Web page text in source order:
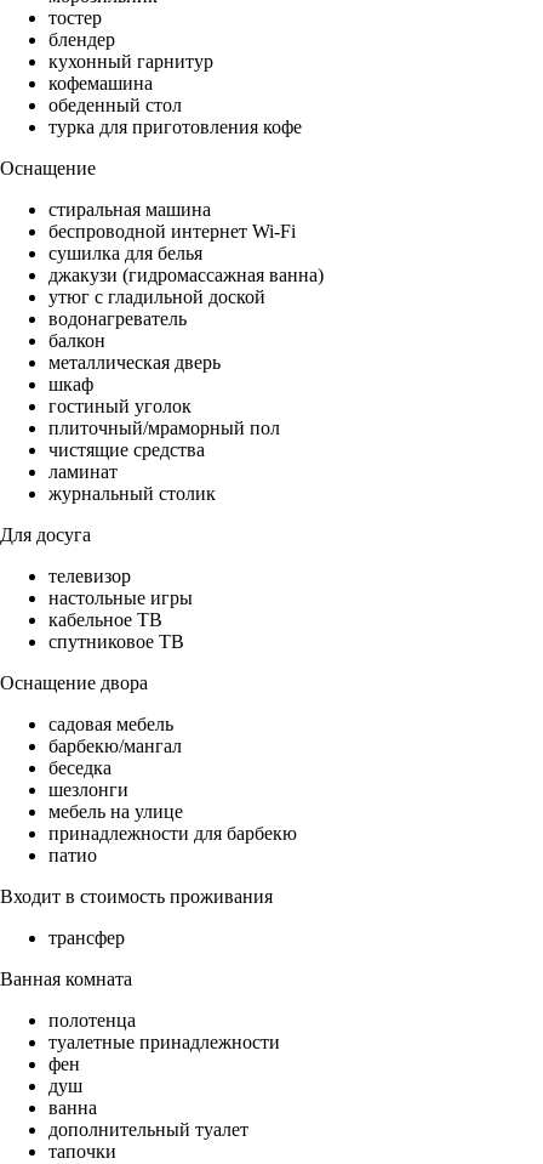
тостер
блендер
кухонный гарнитур
кофемашина
обеденный стол
турка для приготовления кофе
Оснащение
стиральная машина
беспроводной интернет Wi-Fi
сушилка для белья
джакузи (гидромассажная ванна)
утюг с гладильной доской
водонагреватель
балкон
металлическая дверь
шкаф
гостиный уголок
плиточный/мраморный пол
чистящие средства
ламинат
журнальный столик
Для досуга
телевизор
настольные игры
кабельное ТВ
спутниковое ТВ
Оснащение двора
садовая мебель
барбекю/мангал
беседка
шезлонги
мебель на улице
принадлежности для барбекю
патио
Входит в стоимость проживания
трансфер
Ванная комната
полотенца
туалетные принадлежности
фен
душ
ванна
дополнительный туалет
тапочки